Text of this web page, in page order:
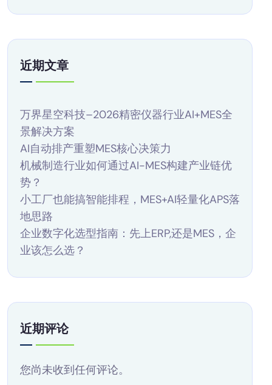
近期文章
万界星空科技–2026精密仪器行业AI+MES全
景解决方案
AI自动排产重塑MES核心决策力
机械制造行业如何通过AI-MES构建产业链优
势？
小工厂也能搞智能排程，MES+AI轻量化APS落
地思路
企业数字化选型指南：先上ERP,还是MES，企
业该怎么选？
近期评论
您尚未收到任何评论。